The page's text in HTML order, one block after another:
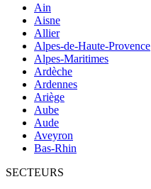
Ain
Aisne
Allier
Alpes-de-Haute-Provence
Alpes-Maritimes
Ardèche
Ardennes
Ariège
Aube
Aude
Aveyron
Bas-Rhin
SECTEURS